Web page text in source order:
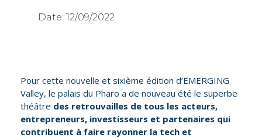
Date: 12/09/2022
Pour cette nouvelle et sixième édition d’EMERGING
Valley, le palais du Pharo a de nouveau été le superbe
théâtre des retrouvailles de tous les acteurs,
entrepreneurs, investisseurs et partenaires qui
contribuent à faire rayonner la tech et